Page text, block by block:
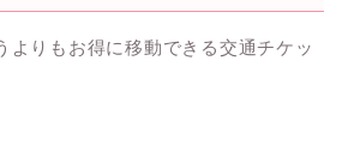
よりもお得に移動できる交通チケッ